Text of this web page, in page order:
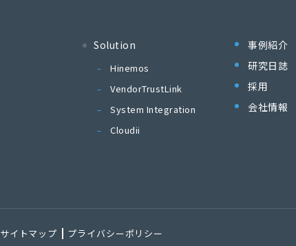
Solution
Hinemos
VendorTrustLink
System Integration
Cloudii
事例紹介
研究日誌
採用
会社情報
サイトマップ プライバシーポリシー